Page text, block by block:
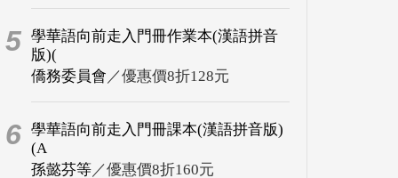
5 學華語向前走入門冊作業本(漢語拼音
版)(
僑務委員會 ／優惠價8折128元
6 學華語向前走入門冊課本(漢語拼音版)
(A
孫懿芬等／優惠價8折160元